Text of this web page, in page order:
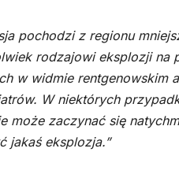
pochodzi z regionu
rodzajowi eksplozji na
w widmie rentgenowskim
W niektórych
może zaczynać się
jakaś eksplozja.”